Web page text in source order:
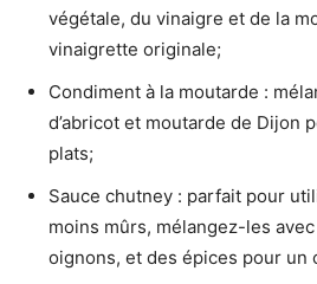
végétale, du vinaigre et de la
vinaigrette originale;
Condiment à la moutarde :
d’abricot et moutarde de Dijon
plats;
Sauce chutney : parfait pour
moins mûrs, mélangez-les
oignons, et des épices pour un